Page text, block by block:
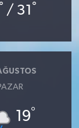
° / 31 °
19°